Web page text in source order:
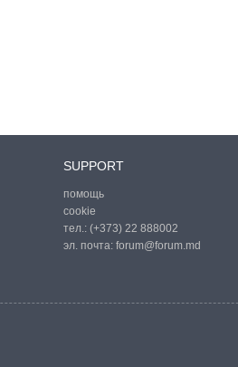
SUPPORT
помощь
cookie
тел.: (+373) 22 888002
эл. почта: forum@forum.md